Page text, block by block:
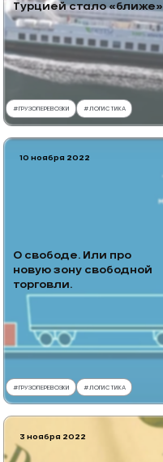
Турцией стало «ближе»
#ГРУЗОПЕРЕВОЗКИ # ЛОГИСТИКА
10 ноября 2022
О свободе. Или про
новую зону свободной
торговли.
#ГРУЗОПЕРЕВОЗКИ # ЛОГИСТИКА
3 ноября 2022